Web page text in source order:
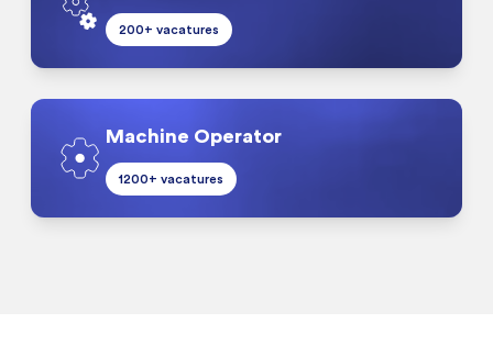
200+ vacatures
Machine Operator
1200+ vacatures